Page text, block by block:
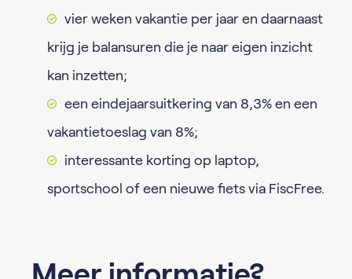
vier weken vakantie per jaar en daarnaast
krijg je balansuren die je naar eigen inzicht
kan inzetten;
een eindejaarsuitkering van 8,3% en een
vakantietoeslag van 8%;
interessante korting op laptop,
sportschool of een nieuwe fiets via FiscFree.